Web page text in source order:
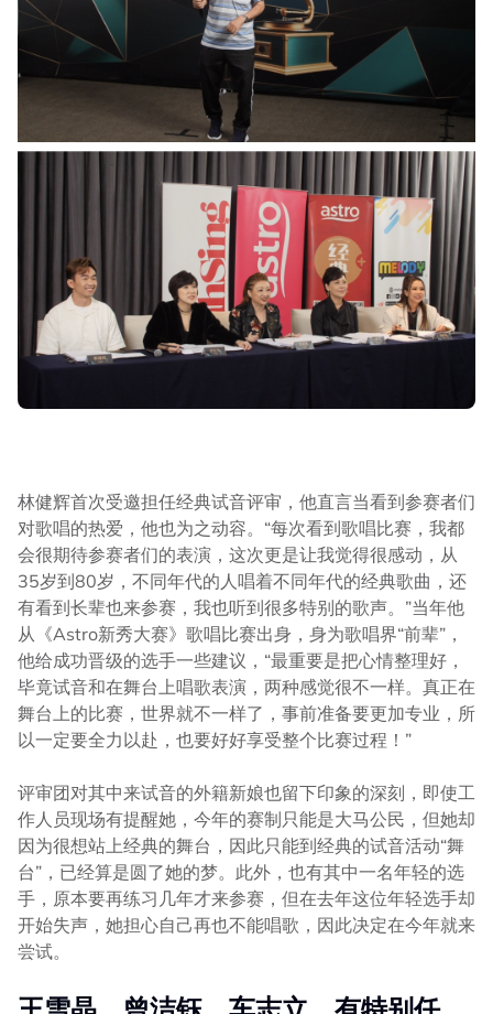
林健辉首次受邀担任经典试音评审，他直言当看到参赛者们
对歌唱的热爱，他也为之动容。“每次看到歌唱比赛，我都
会很期待参赛者们的表演，这次更是让我觉得很感动，从
35岁到80岁，不同年代的人唱着不同年代的经典歌曲，还
有看到长辈也来参赛，我也听到很多特别的歌声。”当年他
从《Astro新秀大赛》歌唱比赛出身，身为歌唱界“前辈”，
他给成功晋级的选手一些建议，“最重要是把心情整理好，
毕竟试音和在舞台上唱歌表演，两种感觉很不一样。真正在
舞台上的比赛，世界就不一样了，事前准备要更加专业，所
以一定要全力以赴，也要好好享受整个比赛过程！”
评审团对其中来试音的外籍新娘也留下印象的深刻，即使工
作人员现场有提醒她，今年的赛制只能是大马公民，但她却
因为很想站上经典的舞台，因此只能到经典的试音活动“舞
台”，已经算是圆了她的梦。此外，也有其中一名年轻的选
手，原本要再练习几年才来参赛，但在去年这位年轻选手却
开始失声，她担心自己再也不能唱歌，因此决定在今年就来
尝试。